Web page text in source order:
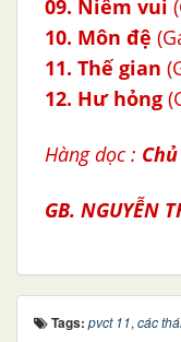
09. Niềm vui
10. Môn đệ
11. Thế gian
12. Hư hỏng
Hàng dọc :
GB. NGUYỄN
Tags: pvct 11, các